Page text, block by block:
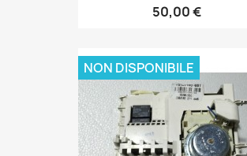
50,00 €
NON DISPONIBILE